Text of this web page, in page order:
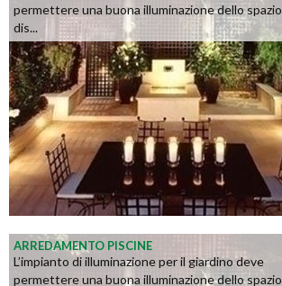
permettere una buona illuminazione dello spazio
dis...
ARREDAMENTO PISCINE
L’impianto di illuminazione per il giardino deve
permettere una buona illuminazione dello spazio